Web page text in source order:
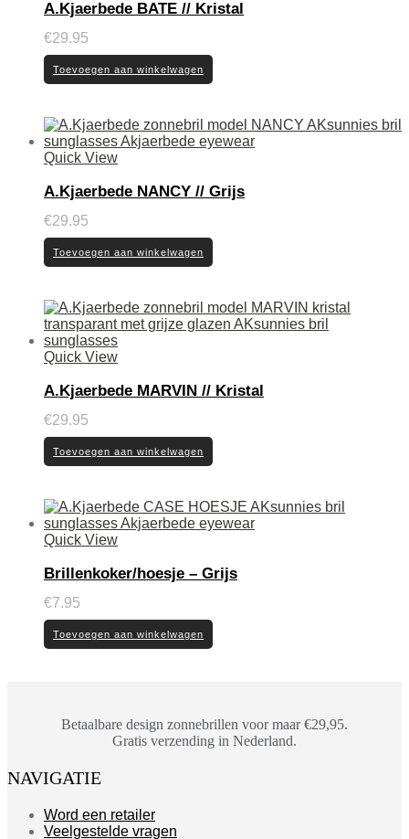
A.Kjaerbede BATE // Kristal
€29.95
Toevoegen aan winkelwagen
Quick View
A.Kjaerbede NANCY // Grijs
€29.95
Toevoegen aan winkelwagen
Quick View
A.Kjaerbede MARVIN // Kristal
€29.95
Toevoegen aan winkelwagen
Quick View
Brillenkoker/hoesje – Grijs
€7.95
Toevoegen aan winkelwagen
Betaalbare design zonnebrillen voor maar €29,95.
Gratis verzending in Nederland.
NAVIGATIE
Word een retailer
Veelgestelde vragen